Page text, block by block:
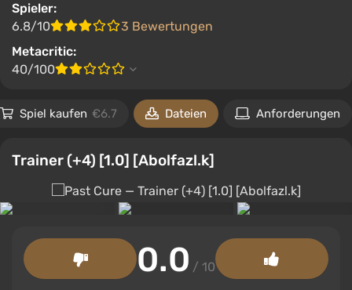
Spieler:
6.8/10
3 Bewertungen
Metacritic:
40/100
Spiel kaufen €6.7 Dateien Anforderungen
Trainer (+4) [1.0] [Abolfazl.k]
0.0 / 10